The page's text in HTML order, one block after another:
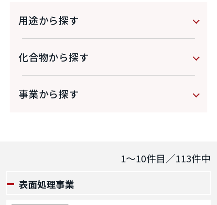
用途から探す
化合物から探す
事業から探す
1～10件目／113件中
表面処理事業